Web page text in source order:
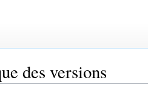
des versions